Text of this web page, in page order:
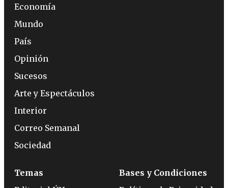
Economía
Mundo
País
Opinión
Sucesos
Arte y Espectáculos
Interior
Correo Semanal
Sociedad
Temas
Bases y Condiciones